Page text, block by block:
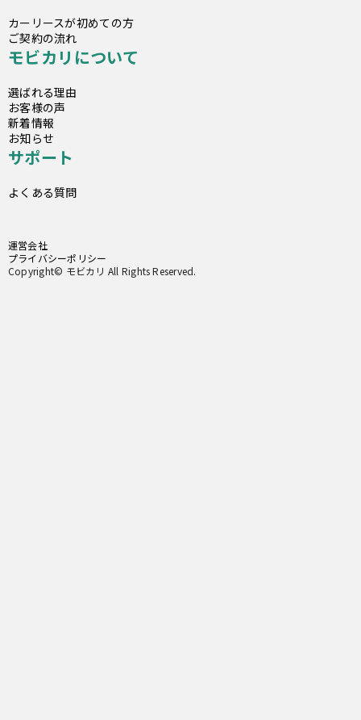
カーリースが初めての方
ご契約の流れ
モビカリについて
選ばれる理由
お客様の声
新着情報
お知らせ
サポート
よくある質問
運営会社
プライバシーポリシー
Copyright© モビカリ All Rights Reserved.